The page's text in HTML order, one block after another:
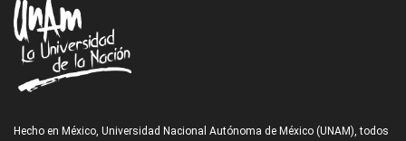
Hecho en México, Universidad Nacional Autónoma de México (UNAM), todos